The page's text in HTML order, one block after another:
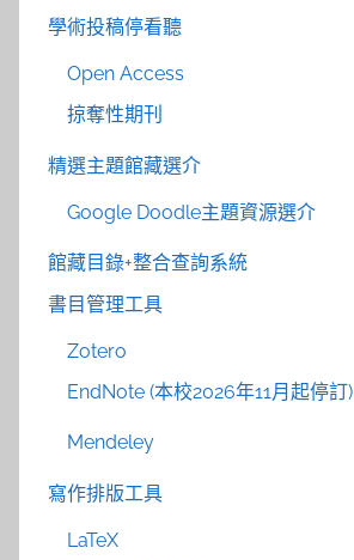
學術投稿停看聽
Open Access
掠奪性期刊
精選主題館藏選介
Google Doodle主題資源選介
館藏目錄+整合查詢系統
書目管理工具
Zotero
EndNote (本校2026年11月起停訂)
Mendeley
寫作排版工具
LaTeX